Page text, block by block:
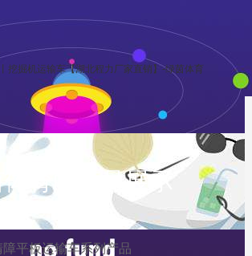
挖掘机运输车【湖北程力厂家直销】-绿茵体育
育的产品展示
障平板运输车系列产品